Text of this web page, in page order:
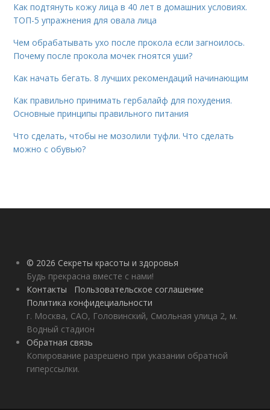
Как подтянуть кожу лица в 40 лет в домашних условиях.
ТОП-5 упражнения для овала лица
Чем обрабатывать ухо после прокола если загноилось.
Почему после прокола мочек гноятся уши?
Как начать бегать. 8 лучших рекомендаций начинающим
Как правильно принимать гербалайф для похудения.
Основные принципы правильного питания
Что сделать, чтобы не мозолили туфли. Что сделать
можно с обувью?
© 2026 Секреты красоты и здоровья
Будь прекрасна вместе с нами!
Контакты
Пользовательское соглашение
Политика конфидециальности
г. Москва, САО, Головинский, Смольная улица 2, м.
Водный стадион
Обратная связь
Копирование разрешено при указании обратной
гиперссылки.